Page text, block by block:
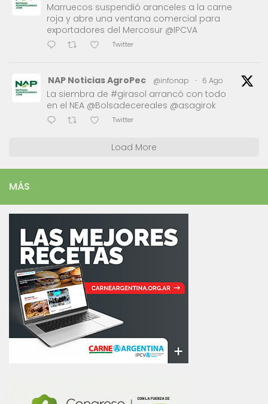
Marruecos suspendió aranceles a la carne
roja y abre una ventana comercial para
exportadores del Mercosur @IPCVA
Twitter
NAP Noticias AgroPec @infonap · 6 Ago
La siembra de #girasol arrancó con todo
en el NEA @Bolsadecereales @asagirok
Twitter
Load More
MÁS